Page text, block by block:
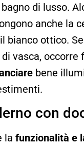
di lusso.
anche la
bianco ottico.
vasca, occorre
bene
con
la funzionalità e